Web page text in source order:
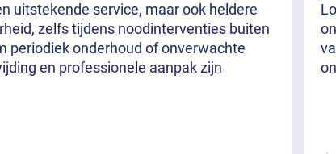
uitstekende service, maar ook heldere
zelfs tijdens noodinterventies buiten
periodiek onderhoud of onverwachte
en professionele aanpak zijn